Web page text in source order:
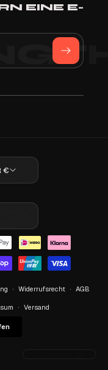
EINE E-
Deutschland | EUR €
Widerrufsrecht AGB
Versand